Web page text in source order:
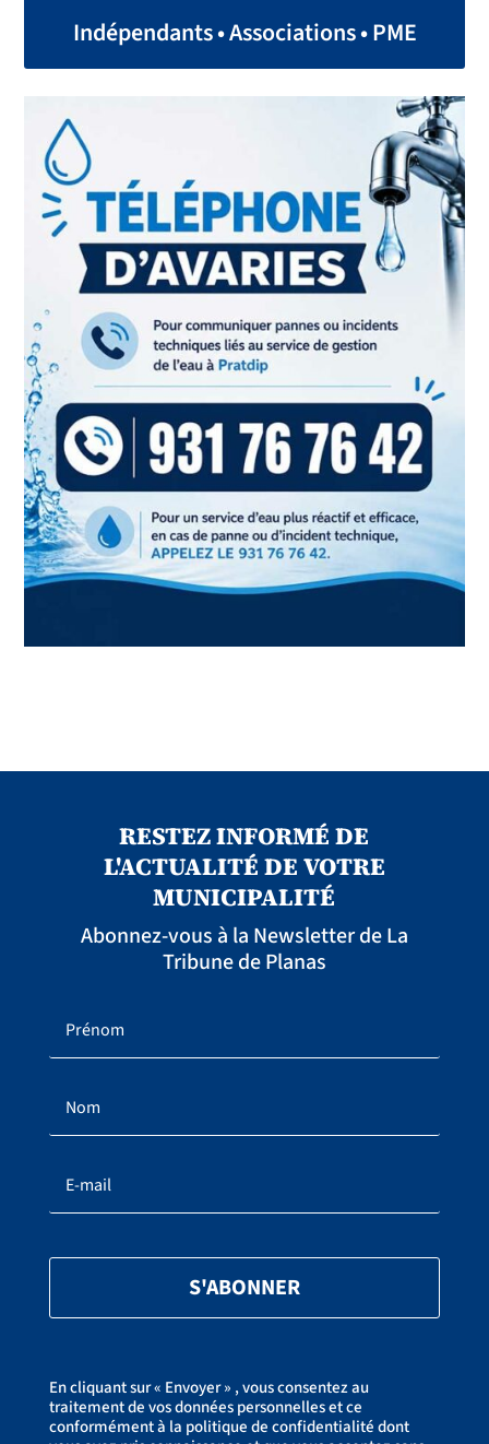
Indépendants • Associations • PME
RESTEZ INFORMÉ DE
L'ACTUALITÉ DE VOTRE
MUNICIPALITÉ
Abonnez-vous à la Newsletter de La
Tribune de Planas
S'ABONNER
En cliquant sur « Envoyer » , vous consentez au
traitement de vos données personnelles et ce
conformément à la politique de confidentialité dont